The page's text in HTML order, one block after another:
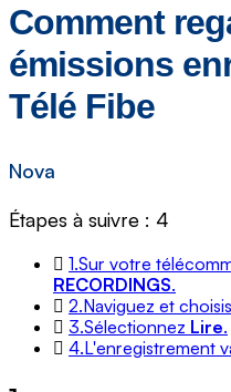
Comment
émissions
Télé Fibe
Nova
Étapes à suivre : 4
1.Sur votre
RECORDINGS.
2.Naviguez et
3.Sélectionnez Lire.
4.L'enregistrement